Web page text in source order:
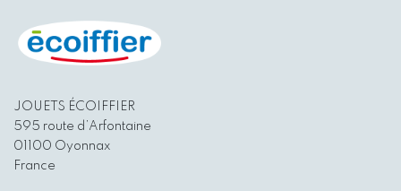
JOUETS ÉCOIFFIER
595 route d’Arfontaine
01100 Oyonnax
France